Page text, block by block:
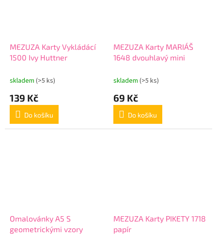
MEZUZA Karty Vykládácí
1500 Ivy Huttner
skladem (>5 ks)
139 Kč
Do košíku
MEZUZA Karty MARIÁŠ
1648 dvouhlavý mini
skladem (>5 ks)
69 Kč
Do košíku
Omalovánky A5 S
geometrickými vzory
MEZUZA Karty PIKETY 1718
papír